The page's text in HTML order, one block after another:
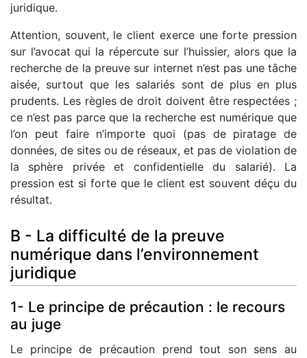
juridique.
Attention, souvent, le client exerce une forte pression
sur l’avocat qui la répercute sur l’huissier, alors que la
recherche de la preuve sur internet n’est pas une tâche
aisée, surtout que les salariés sont de plus en plus
prudents. Les règles de droit doivent être respectées ;
ce n’est pas parce que la recherche est numérique que
l’on peut faire n’importe quoi (pas de piratage de
données, de sites ou de réseaux, et pas de violation de
la sphère privée et confidentielle du salarié). La
pression est si forte que le client est souvent déçu du
résultat.
B - La difficulté de la preuve
numérique dans l’environnement
juridique
1- Le principe de précaution : le recours
au juge
Le principe de précaution prend tout son sens au